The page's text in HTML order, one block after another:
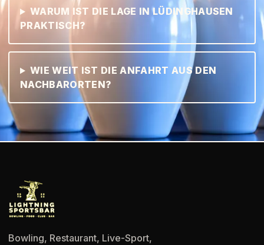
WARUM IST DIE LAGE IN LÜDINGHAUSEN
PRAKTISCH?
WIE WEIT IST DIE ANFAHRT AUS DEN
NACHBARORTEN?
Bowling, Restaurant, Live-Sport,